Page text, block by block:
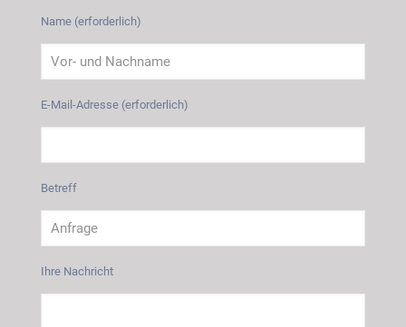
Name (erforderlich)
E-Mail-Adresse (erforderlich)
Betreff
Ihre Nachricht